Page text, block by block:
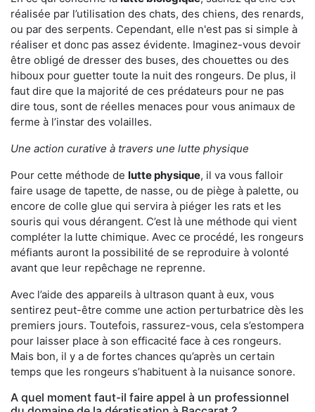
réalisée par l’utilisation des chats, des chiens, des renards,
ou par des serpents. Cependant, elle n'est pas si simple à
réaliser et donc pas assez évidente. Imaginez-vous devoir
être obligé de dresser des buses, des chouettes ou des
hiboux pour guetter toute la nuit des rongeurs. De plus, il
faut dire que la majorité de ces prédateurs pour ne pas
dire tous, sont de réelles menaces pour vous animaux de
ferme à l’instar des volailles.
Une action curative à travers une lutte physique
Pour cette méthode de lutte physique, il va vous falloir
faire usage de tapette, de nasse, ou de piège à palette, ou
encore de colle glue qui servira à piéger les rats et les
souris qui vous dérangent. C’est là une méthode qui vient
compléter la lutte chimique. Avec ce procédé, les rongeurs
méfiants auront la possibilité de se reproduire à volonté
avant que leur repêchage ne reprenne.
Avec l’aide des appareils à ultrason quant à eux, vous
sentirez peut-être comme une action perturbatrice dès les
premiers jours. Toutefois, rassurez-vous, cela s’estompera
pour laisser place à son efficacité face à ces rongeurs.
Mais bon, il y a de fortes chances qu’après un certain
temps que les rongeurs s’habituent à la nuisance sonore.
A quel moment faut-il faire appel à un professionnel